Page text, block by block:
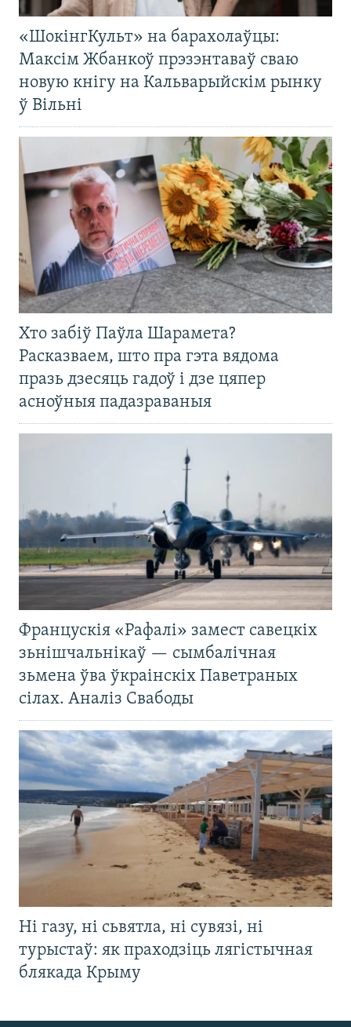
«ШокінгКульт» на барахолаўцы:
Максім Жбанкоў прэзэнтаваў сваю
новую кнігу на Кальварыйскім рынку
ў Вільні
Хто забіў Паўла Шарамета?
Расказваем, што пра гэта вядома
празь дзесяць гадоў і дзе цяпер
асноўныя падазраваныя
Францускія «Рафалі» замест савецкіх
зьнішчальнікаў — сымбалічная
зьмена ўва ўкраінскіх Паветраных
сілах. Аналіз Свабоды
Ні газу, ні сьвятла, ні сувязі, ні
турыстаў: як праходзіць лягістычная
блякада Крыму